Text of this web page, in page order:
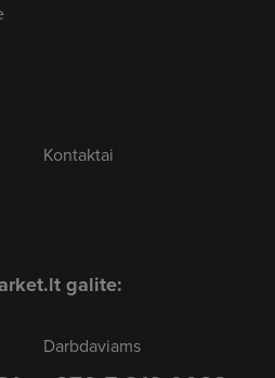
Kontaktai
galite:
Darbdaviams